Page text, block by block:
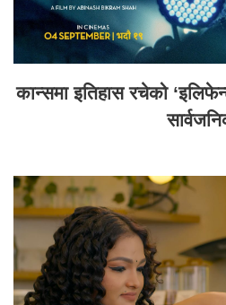
कान्समा इतिहास रचेको